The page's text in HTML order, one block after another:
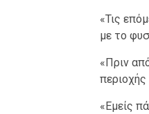
«Τις
με το
«Πριν
«Εμείς